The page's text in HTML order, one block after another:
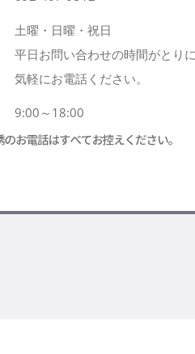
土曜・日曜・祝日
平日お問い合わせの時間がとり
気軽にお電話ください。
9:00～18:00